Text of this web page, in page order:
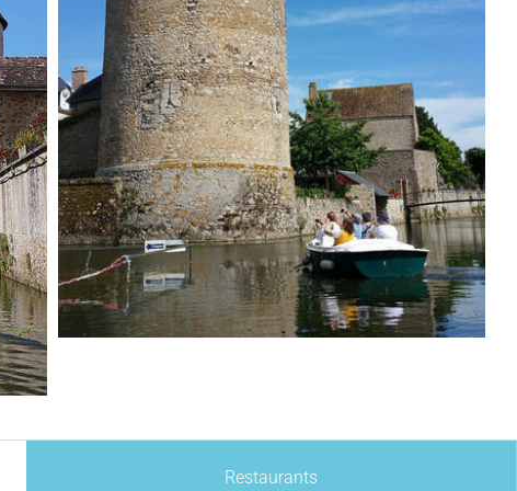
Restaurants